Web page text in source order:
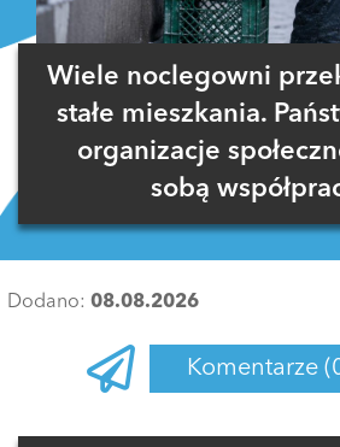
Wiele noclegowni
stałe mieszkania.
organizacje
sobą
Dodano: 08.08.2026
Komentarze
Zaloguj się, aby dodać